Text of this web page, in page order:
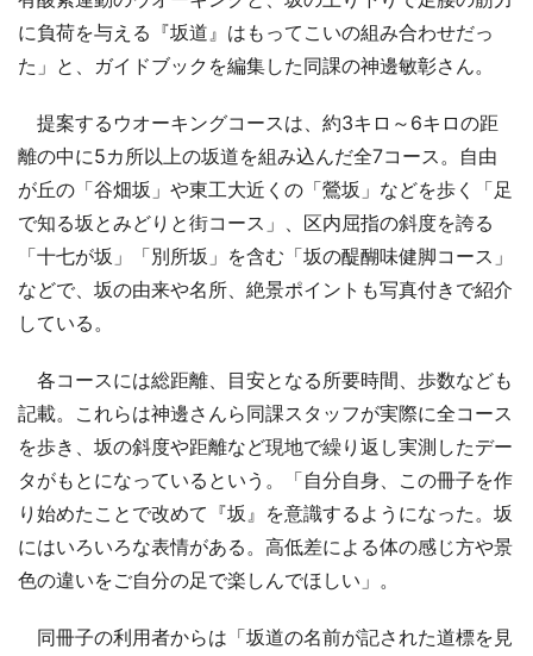
に負荷を与える『坂道』はもってこいの組み合わせだっ
た」と、ガイドブックを編集した同課の神邊敏彰さん。
提案するウオーキングコースは、約3キロ～6キロの距
離の中に5カ所以上の坂道を組み込んだ全7コース。自由
が丘の「谷畑坂」や東工大近くの「鶯坂」などを歩く「足
で知る坂とみどりと街コース」、区内屈指の斜度を誇る
「十七が坂」「別所坂」を含む「坂の醍醐味健脚コース」
などで、坂の由来や名所、絶景ポイントも写真付きで紹介
している。
各コースには総距離、目安となる所要時間、歩数なども
記載。これらは神邊さんら同課スタッフが実際に全コース
を歩き、坂の斜度や距離など現地で繰り返し実測したデー
タがもとになっているという。「自分自身、この冊子を作
り始めたことで改めて『坂』を意識するようになった。坂
にはいろいろな表情がある。高低差による体の感じ方や景
色の違いをご自分の足で楽しんでほしい」。
同冊子の利用者からは「坂道の名前が記された道標を見